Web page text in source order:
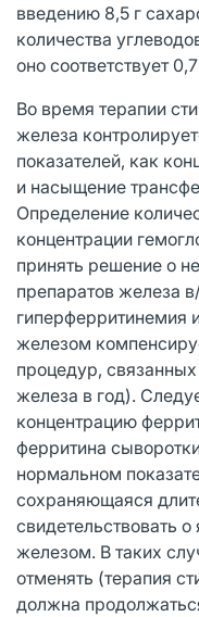
введению 8,5 г
количества
оно соответствует
Во время терапии
железа
показателей, как
и насыщение
Определение
концентрации
принять решение о
препаратов железа
гиперферритинемия
железом
процедур,
железа в год).
концентрацию
ферритина
нормальном
сохраняющаяся
свидетельствовать
железом. В таких
отменять (терапия
должна